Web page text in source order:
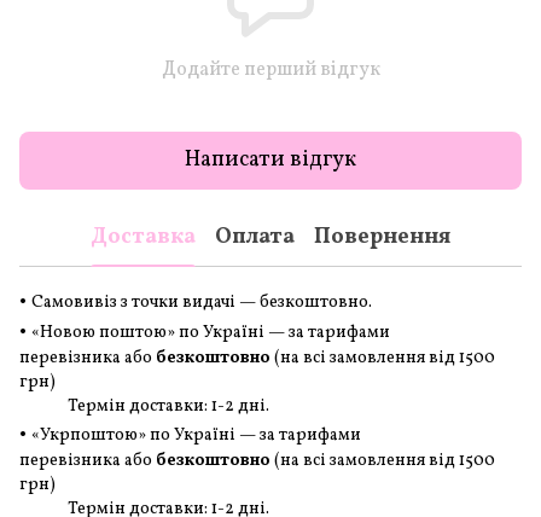
Додайте перший відгук
Написати відгук
Доставка Оплата Повернення
• Самовивіз з точки видачі — безкоштовно.
• «Новою поштою» по Україні — за тарифами
перевізника або безкоштовно (на всі замовленнявід 1500
грн)
Термін доставки: 1-2 дні.
• «Укрпоштою» по Україні — за тарифами
перевізника або безкоштовно (на всі замовленнявід 1500
грн)
Термін доставки: 1-2 дні.